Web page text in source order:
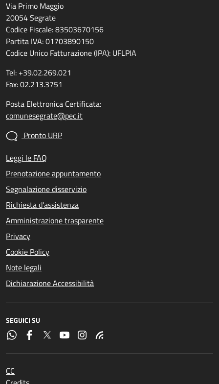
Via Primo Maggio
20054 Segrate
Codice Fiscale: 83503670156
Partita IVA: 01703890150
Codice Unico Fatturazione (IPA): UFLPIA
Tel: +39.02.269.021
Fax: 02.213.3751
Posta Elettronica Certificata:
comunesegrate@pec.it
Pronto URP
Leggi le FAQ
Prenotazione appuntamento
Segnalazione disservizio
Richiesta d'assistenza
Amministrazione trasparente
Privacy
Cookie Policy
Note legali
Dichiarazione Accessibilità
SEGUICI SU
CC